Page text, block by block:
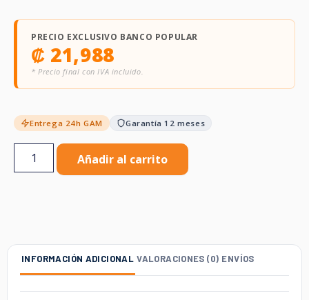
PRECIO EXCLUSIVO BANCO POPULAR
₡ 21,988
* Precio final con IVA incluido.
Entrega 24h GAM Garantía 12 meses
Añadir al carrito
INFORMACIÓN ADICIONAL VALORACIONES (0) ENVÍOS